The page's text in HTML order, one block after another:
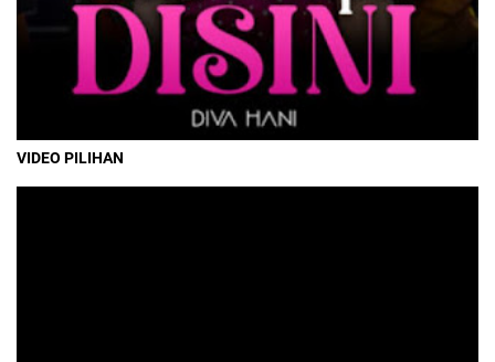
VIDEO PILIHAN